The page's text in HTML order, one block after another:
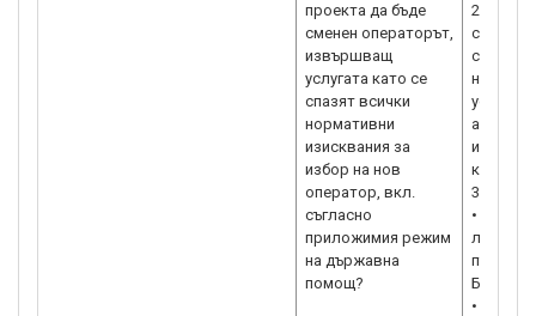
проекта да бъде
сменен операторът,
извършващ
услугата като се
спазят всички
нормативни
изисквания за
избор на нов
оператор, вкл.
съгласно
приложимия режим
на държавна
2.
се чия
и да
3.
•
лиценз
пътници
•